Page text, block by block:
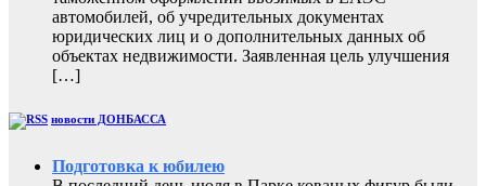
автомобилей, об учредительных документах
юридических лиц и о дополнительных данных об
объектах недвижимости. Заявленная цель улучшения
[…]
новости ДОНБАССА
Подготовка к юбилею